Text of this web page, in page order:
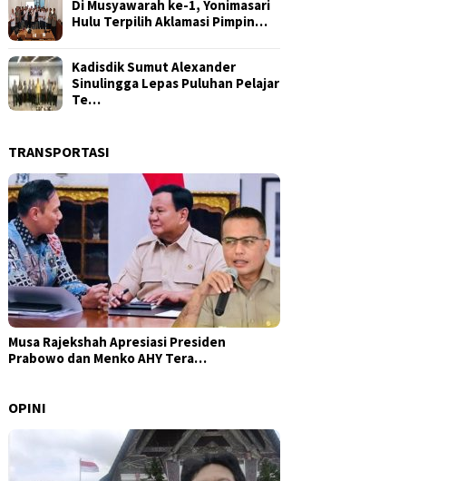
Di Musyawarah ke-1, Yonimasari
Hulu Terpilih Aklamasi Pimpin…
Kadisdik Sumut Alexander
Sinulingga Lepas Puluhan Pelajar
Te…
TRANSPORTASI
Musa Rajekshah Apresiasi Presiden
Prabowo dan Menko AHY Tera…
OPINI